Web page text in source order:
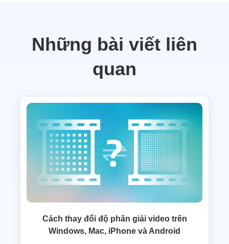
Những bài viết liên
quan
Cách thay đổi độ phân giải video trên
Windows, Mac, iPhone và Android